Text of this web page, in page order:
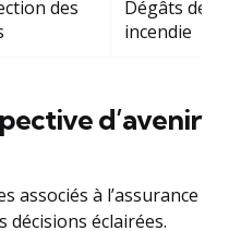
des
Dégâts des
incendie
d’avenir
associés à l’assurance
éclairées.